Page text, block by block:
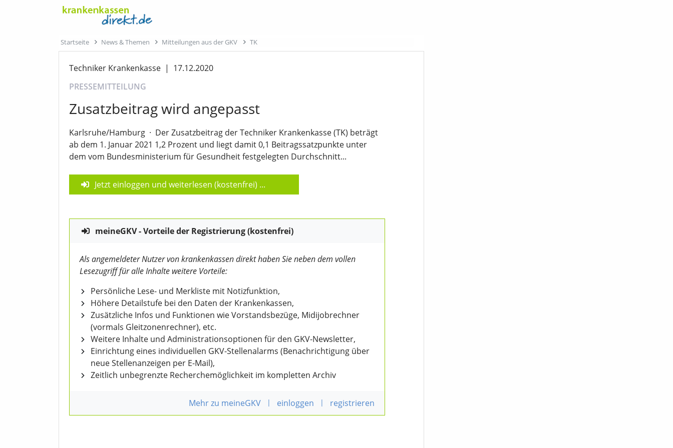
Startseite News & Themen Mitteilungen aus der GKV TK
Techniker Krankenkasse | 17.12.2020
PRESSEMITTEILUNG
Zusatzbeitrag wird angepasst
Karlsruhe/Hamburg · Der Zusatzbeitrag der Techniker Krankenkasse (TK) beträgt
ab dem 1. Januar 2021 1,2 Prozent und liegt damit 0,1 Beitragssatzpunkte unter
dem vom Bundesministerium für Gesundheit festgelegten Durchschnitt...
Jetzt einloggen und weiterlesen (kostenfrei) ...
meineGKV - Vorteile der Registrierung (kostenfrei)
Als angemeldeter Nutzer von krankenkassen direkt haben Sie neben dem vollen
Lesezugriff für alle Inhalte weitere Vorteile:
Persönliche Lese- und Merkliste mit Notizfunktion,
Höhere Detailstufe bei den Daten der Krankenkassen,
Zusätzliche Infos und Funktionen wie Vorstandsbezüge, Midijobrechner
(vormals Gleitzonenrechner), etc.
Weitere Inhalte und Administrationsoptionen für den GKV-Newsletter,
Einrichtung eines individuellen GKV-Stellenalarms (Benachrichtigung über
neue Stellenanzeigen per E-Mail),
Zeitlich unbegrenzte Recherchemöglichkeit im kompletten Archiv
Mehr zu meineGKV | einloggen | registrieren